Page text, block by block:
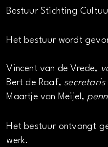
Bestuur Stichting
Het bestuur wordt
Vincent van de Vrede,
Bert de Raaf, secretaris
Maartje van Meijel,
Het bestuur ontvangt
werk.